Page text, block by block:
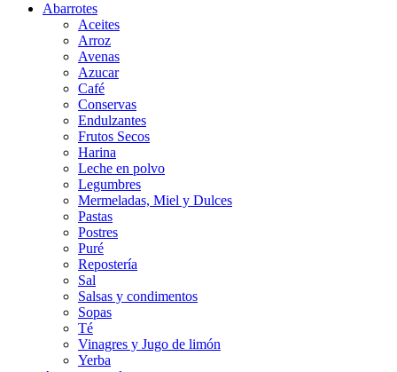
Abarrotes
Aceites
Arroz
Avenas
Azucar
Café
Conservas
Endulzantes
Frutos Secos
Harina
Leche en polvo
Legumbres
Mermeladas, Miel y Dulces
Pastas
Postres
Puré
Repostería
Sal
Salsas y condimentos
Sopas
Té
Vinagres y Jugo de limón
Yerba